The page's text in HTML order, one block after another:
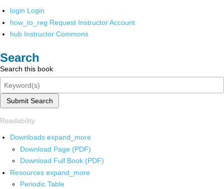
login Login
how_to_reg Request Instructor Account
hub Instructor Commons
Search
Search this book
Submit Search
Readability
Downloads expand_more
Download Page (PDF)
Download Full Book (PDF)
Resources expand_more
Periodic Table